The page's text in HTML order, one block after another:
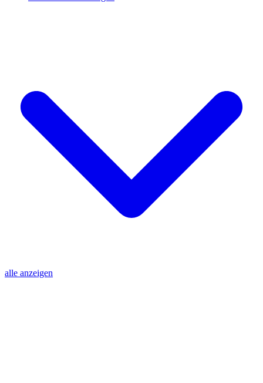
alle anzeigen